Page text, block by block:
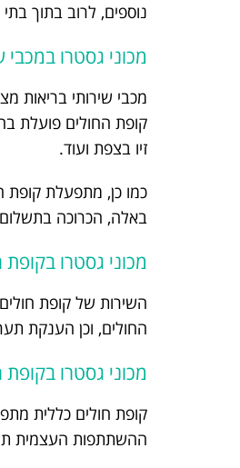
נוספים, לרוב בתוך בתי
מכוני גסטרו במכבי
מכבי שירותי בריאות
קופת החולים פועלת
זיו בצפת ועוד.
כמו כן, מתפעלת קופת
באלה, הכרוכה
מכוני גסטרו בקופת
השירות של קופת
החולים, וכן הענקת
מכוני גסטרו בקופת
קופת חולים כללית
ההשתתפות העצמית